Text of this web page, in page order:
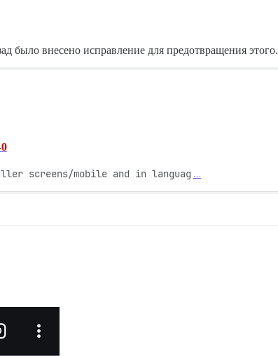
было внесено исправление для предотвращения этого.
screens/mobile and in languag …